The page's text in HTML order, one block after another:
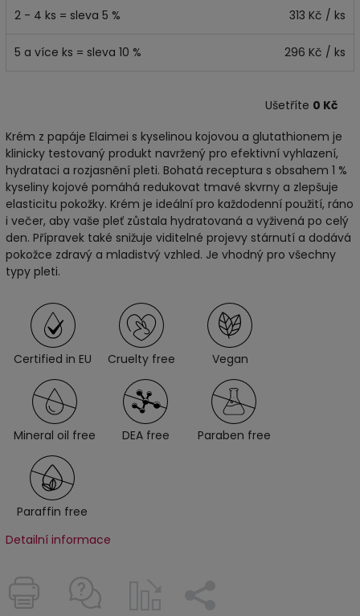
2 - 4 ks = sleva 5 % 313 Kč / ks
5 a více ks = sleva 10 % 296 Kč / ks
Ušetříte 0 Kč
Krém z papáje Elaimei s kyselinou kojovou a glutathionem je
klinicky testovaný produkt navržený pro efektivní vyhlazení,
hydrataci a rozjasnění pleti. Bohatá receptura s obsahem 1 %
kyseliny kojové pomáhá redukovat tmavé skvrny a zlepšuje
elasticitu pokožky. Krém je ideální pro každodenní použití, ráno
i večer, aby vaše pleť zůstala hydratovaná a vyživená po celý
den. Přípravek také snižuje viditelné projevy stárnutí a dodává
pokožce zdravý a mladistvý vzhled. Je vhodný pro všechny
typy pleti.
Certified in EU Cruelty free Vegan
Mineral oil free DEA free Paraben free
Paraffin free
Detailní informace